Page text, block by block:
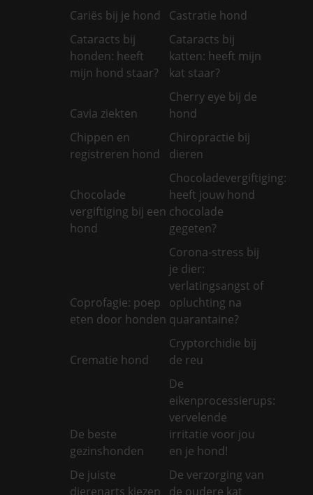
Cariës bij je hond
Castratie hond
Cataracts bij
honden: heeft
mijn hond staar?
Cataracts bij
katten: heeft mijn
kat staar?
Cavia ziekten
Cherry eye bij de
hond
Chippen en
registreren hond
Chiropractie bij
dieren
Chocolade
vergiftiging bij een
hond
Chocoladevergiftiging:
heeft jouw hond
chocolade
gegeten?
Coprofagie: poep
eten door honden
Corona-stress bij
je dier:
verlatingsangst of
opluchting na
quarantaine?
Crematie hond
Cryptorchidie bij
de reu
De beste
gezinshonden
De
eikenprocessierups:
vervelende
irritatie voor jou
en je hond!
De juiste
dierenarts kiezen
De verzorging van
de oudere kat